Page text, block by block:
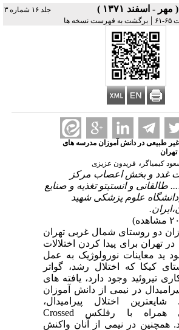
جلد ۱۶ شماره ۳
| برگشت به فهرست نسخه ها
طبیعی در دانش آموزان مدرسه های
کیمیاگر ، فریدون عزیزی
غدد و بخش اعصاب مرکز
طالقانی و انستیتو تغذیه و صنایع
علوم پزشکی شهید
دو روستای شمال غربی تهران
تهران برای پیدا کردن اختلالات
ید معاینات نورولوژیک به عمل
کیکا که اختلال رشد، گواتر
تیروئید وجود دارد، یافته های
در نیمی از دانش آموزان
اختلال پیرامیدال،
همراه با رفلکس Crossed
همچنین در نیمی از آنان واکنش